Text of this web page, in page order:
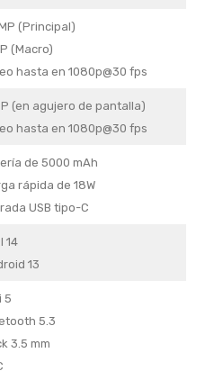
(Principal)
(Macro)
hasta en 1080p@30 fps
(en agujero de pantalla)
hasta en 1080p@30 fps
de 5000 mAh
rápida de 18W
USB tipo-C
14
13
5
5.3
3.5 mm